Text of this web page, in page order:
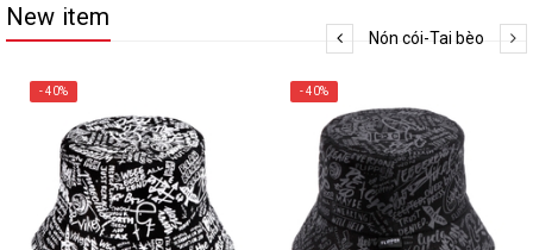
New item
Nón cói-Tai bèo
- 40% - 40%